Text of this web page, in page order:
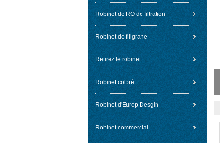
Robinet de RO de filtration
Robinet de filigrane
Retirez le robinet
Robinet coloré
Robinet d'Europ Desgin
Robinet commercial